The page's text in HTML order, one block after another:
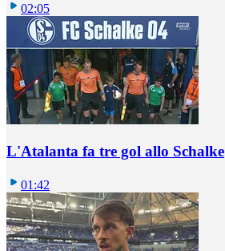
02:05
L'Atalanta fa tre gol allo Schalke
01:42